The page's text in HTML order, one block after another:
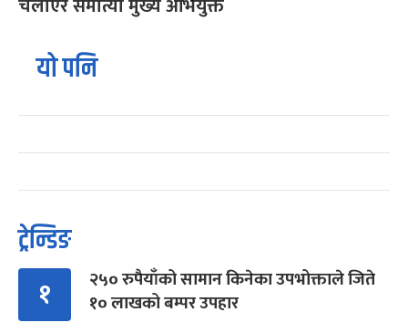
यो पनि
ट्रेन्डिङ
१
२५० रुपैयाँको सामान किनेका उपभोक्ताले जिते
१० लाखको बम्पर उपहार